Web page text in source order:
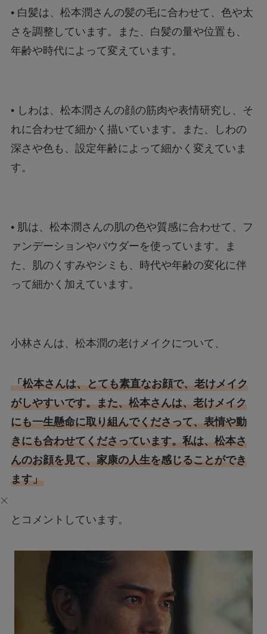
• 白髪は、松本潤さんの髪の毛に合わせて、色や太
さを調整しています。また、白髪の量や位置も、
年齢や時代によって変えています。
• しわは、松本潤さんの顔の筋肉や表情研究し、そ
れに合わせて細かく描いています。また、しわの
深さや色も、設定年齢によって細かく変えていま
す。
• 肌は、松本潤さんの肌の色や質感に合わせて、フ
ァンデーションやパウダーを使っています。ま
た、肌のくすみやシミも、時代や年齢の変化に伴
って細かく加えています。
小林さんは、松本潤の老けメイクについて、
「松本さんは、とても素直なお顔で、老けメイク
がしやすいです。また、松本さんは、老けメイク
にも一生懸命に取り組んでくださって、表情や動
きにも合わせてくださっています。私は、松本さ
んのお顔を見て、家康の人生を感じることができ
ます」
とコメントしています。